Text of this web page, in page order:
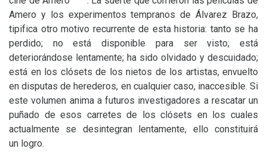
Amero y los experimentos tempranos de Álvarez Brazo,
tipifica otro motivo recurrente de esta historia: tanto se ha
perdido; no está disponible para ser visto; está
deteriorándose lentamente; ha sido olvidado y descuidado;
está en los clósets de los nietos de los artistas, envuelto
en disputas de herederos, en cualquier caso, inaccesible. Si
este volumen anima a futuros investigadores a rescatar un
puñado de esos carretes de los clósets en los cuales
actualmente se desintegran lentamente, ello constituirá
un logro.